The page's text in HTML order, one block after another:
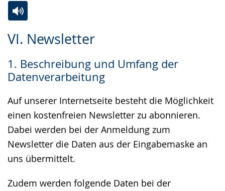
VI. Newsletter
1. Beschreibung und Umfang der
Datenverarbeitung
Auf unserer Internetseite besteht die Möglichkeit
einen kostenfreien Newsletter zu abonnieren.
Dabei werden bei der Anmeldung zum
Newsletter die Daten aus der Eingabemaske an
uns übermittelt.
Zudem werden folgende Daten bei der
Leichten
wechseln.
Audio-
Video
Deutscher
wird
angezeigt.